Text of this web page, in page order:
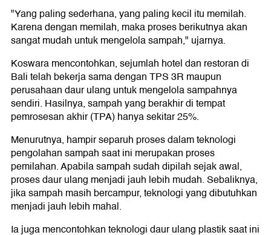
"Yang paling sederhana, yang paling kecil itu memilah.
Karena dengan memilah, maka proses berikutnya akan
sangat mudah untuk mengelola sampah," ujarnya.
Koswara mencontohkan, sejumlah hotel dan restoran di
Bali telah bekerja sama dengan TPS 3R maupun
perusahaan daur ulang untuk mengelola sampahnya
sendiri. Hasilnya, sampah yang berakhir di tempat
pemrosesan akhir (TPA) hanya sekitar 25%.
Menurutnya, hampir separuh proses dalam teknologi
pengolahan sampah saat ini merupakan proses
pemilahan. Apabila sampah sudah dipilah sejak awal,
proses daur ulang menjadi jauh lebih mudah. Sebaliknya,
jika sampah masih bercampur, teknologi yang dibutuhkan
menjadi jauh lebih mahal.
Ia juga mencontohkan teknologi daur ulang plastik saat ini